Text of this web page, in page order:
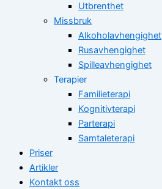
Utbrenthet
Missbruk
Alkoholavhengighet
Rusavhengighet
Spilleavhengighet
Terapier
Familieterapi
Kognitivterapi
Parterapi
Samtaleterapi
Priser
Artikler
Kontakt oss